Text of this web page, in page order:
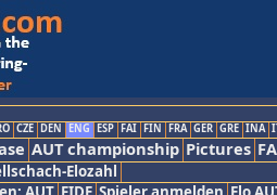
CZE DEN ENG ESP FAI FIN FRA GER GRE INA
AUT championship Pictures
Elozahl